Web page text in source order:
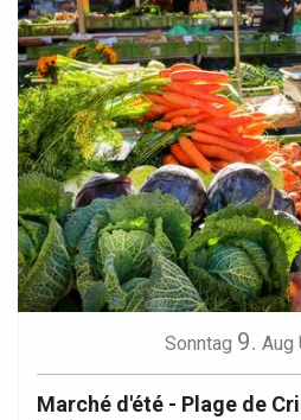
Sonntag 9. Aug
Marché d'été - Plage de